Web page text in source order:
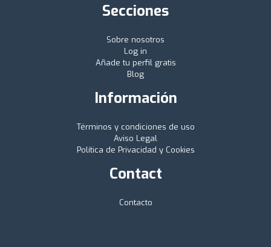
Secciones
Sobre nosotros
Log in
Añade tu perfil gratis
Blog
Información
Términos y condiciones de uso
Aviso Legal
Política de Privacidad y Cookies
Contact
Contacto